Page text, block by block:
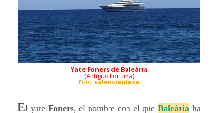
Yate Foners de Baleària
(Antiguo Fortuna)
Foto: valenciaplaza
El yate Foners, el nombre con el queBaleària ha